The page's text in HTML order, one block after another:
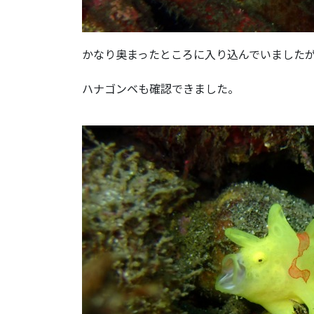
かなり奥まったところに入り込んでいました
ハナゴンベも確認できました。